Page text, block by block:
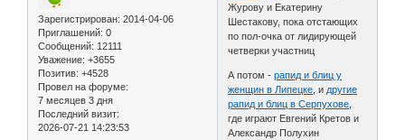
Зарегистрирован: 2014-04-06
Приглашений: 0
Сообщений: 12111
Уважение: +3655
Позитив: +4528
Провел на форуме:
7 месяцев 3 дня
Последний визит:
2026-07-21 14:23:53
Журову и Екатерину
Шестакову, пока отстающих
по пол-очка от лидирующей
четверки участниц
А потом -рапид и блиц у
женщин в Липецке , и другие
рапид и блиц в Серпухове
где играют Евгений Кретов и
Александр Полухин